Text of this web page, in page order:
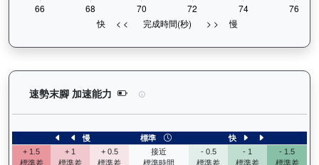
速勢末腳 加速能力 極速之星（G181）— 速勢末腳加速
慢 標準
快
+ 1.5
標準差
+ 1
標準差
+ 0.5
標準差
接近
標準時間
- 0.5
標準差
- 1
標準差
- 1.5
標準差